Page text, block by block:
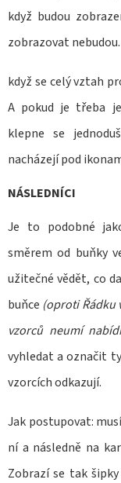
když budou
zobrazovat nebudou.
když se celý vztah
A pokud je třeba
klepne se
nacházejí pod
NÁSLEDNÍCI
Je to podobné
směrem od buňky
užitečné vědět, co
buňce (oproti Řádku
vzorců neumí
vyhledat a označit
vzorcích odkazují.
Jak postupovat:
ní a následně na
Zobrazí se tak